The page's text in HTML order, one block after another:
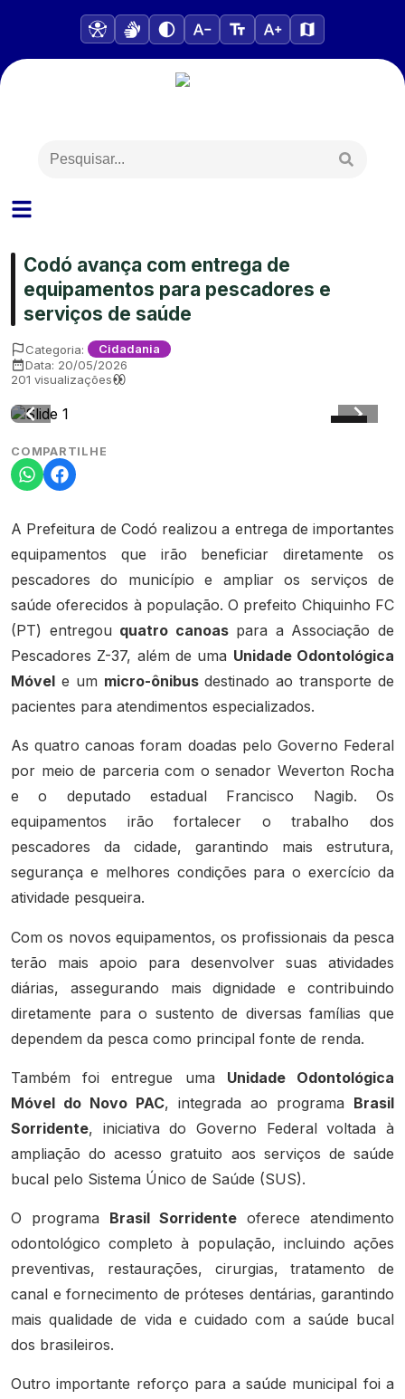
Codó avança com entrega de
equipamentos para pescadores e
serviços de saúde
Categoria: Cidadania
Data: 20/05/2026
201 visualizações
COMPARTILHE
A Prefeitura de Codó realizou a entrega de importantes
equipamentos que irão beneficiar diretamente os
pescadores do município e ampliar os serviços de
saúde oferecidos à população. O prefeito Chiquinho FC
(PT) entregou quatro canoaspara a Associação de
Pescadores Z-37, além de uma Unidade Odontológica
Móvel e um micro-ônibusdestinado ao transporte de
pacientes para atendimentos especializados.
As quatro canoas foram doadas pelo Governo Federal
por meio de parceria com o senador Weverton Rocha
e o deputado estadual Francisco Nagib. Os
equipamentos irão fortalecer o trabalho dos
pescadores da cidade, garantindo mais estrutura,
segurança e melhores condições para o exercício da
atividade pesqueira.
Com os novos equipamentos, os profissionais da pesca
terão mais apoio para desenvolver suas atividades
diárias, assegurando mais dignidade e contribuindo
diretamente para o sustento de diversas famílias que
dependem da pesca como principal fonte de renda.
Também foi entregue uma Unidade Odontológica
Móvel do Novo PAC, integrada ao programa Brasil
Sorridente, iniciativa do Governo Federal voltada à
ampliação do acesso gratuito aos serviços de saúde
bucal pelo Sistema Único de Saúde (SUS).
O programa Brasil Sorridente oferece atendimento
odontológico completo à população, incluindo ações
preventivas, restaurações, cirurgias, tratamento de
canal e fornecimento de próteses dentárias, garantindo
mais qualidade de vida e cuidado com a saúde bucal
dos brasileiros.
Outro importante reforço para a saúde municipal foi a